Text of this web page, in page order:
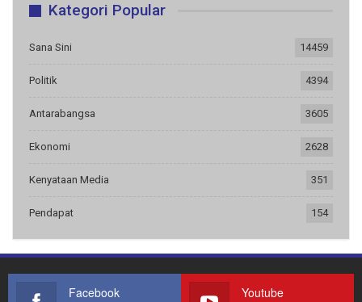
Kategori Popular
Sana Sini 14459
Politik 4394
Antarabangsa 3605
Ekonomi 2628
Kenyataan Media 351
Pendapat 154
Facebook Youtube